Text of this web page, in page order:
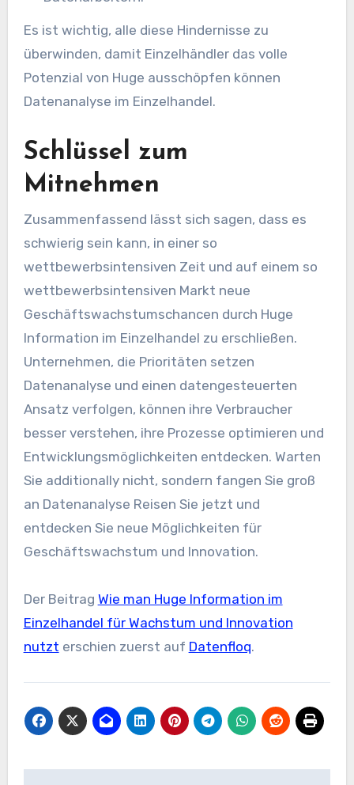
Es ist wichtig, alle diese Hindernisse zu
überwinden, damit Einzelhändler das volle
Potenzial von Huge ausschöpfen können
Datenanalyse im Einzelhandel.
Schlüssel zum
Mitnehmen
Zusammenfassend lässt sich sagen, dass es
schwierig sein kann, in einer so
wettbewerbsintensiven Zeit und auf einem so
wettbewerbsintensiven Markt neue
Geschäftswachstumschancen durch Huge
Information im Einzelhandel zu erschließen.
Unternehmen, die Prioritäten setzen
Datenanalyse und einen datengesteuerten
Ansatz verfolgen, können ihre Verbraucher
besser verstehen, ihre Prozesse optimieren und
Entwicklungsmöglichkeiten entdecken. Warten
Sie additionally nicht, sondern fangen Sie groß
an Datenanalyse Reisen Sie jetzt und
entdecken Sie neue Möglichkeiten für
Geschäftswachstum und Innovation.
Der Beitrag Wie man Huge Information im
Einzelhandel für Wachstum und Innovation
nutzt erschien zuerst auf Datenfloq.